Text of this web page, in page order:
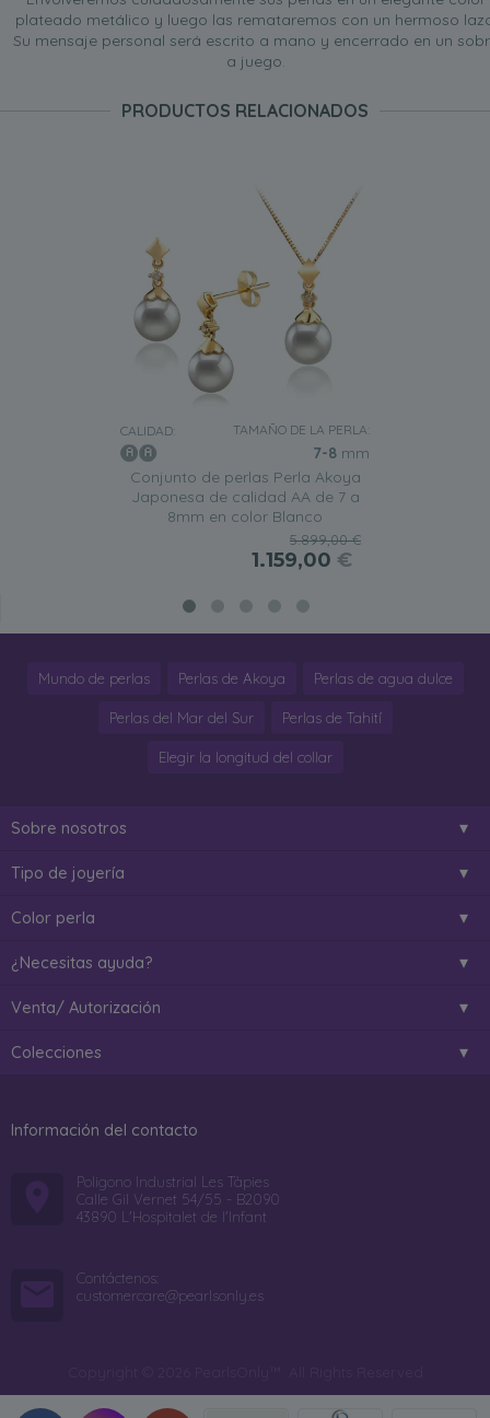
plateado metálico y luego las remataremos con un hermoso
Su mensaje personal será escrito a mano y encerrado en un
a juego.
PRODUCTOS RELACIONADOS
CALIDAD: TAMAÑO DE LA PERLA:
7-8 mm
Conjunto de perlas Perla Akoya
Japonesa de calidad AA de 7 a
8mm en color Blanco
5.899,00 €
1.159,00 €
Mundo de perlas Perlas de Akoya Perlas de agua dulce
Perlas del Mar del Sur Perlas de Tahití
Elegir la longitud del collar
Sobre nosotros
Tipo de joyería
Color perla
¿Necesitas ayuda?
Venta/ Autorización
Colecciones
Información del contacto
Poligono Industrial Les Tàpies
Calle Gil Vernet 54/55 - B2090
43890 L'Hospitalet de l'Infant
Contáctenos:
customercare@pearlsonly.es